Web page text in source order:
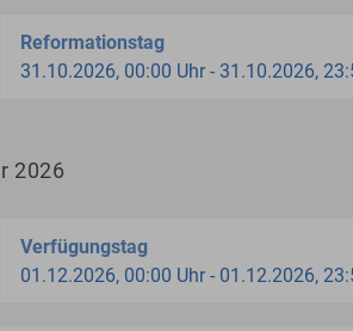
Reformationstag
31.10.2026, 00:00 Uhr - 31.10.2026,
2026
Verfügungstag
01.12.2026, 00:00 Uhr - 01.12.2026,